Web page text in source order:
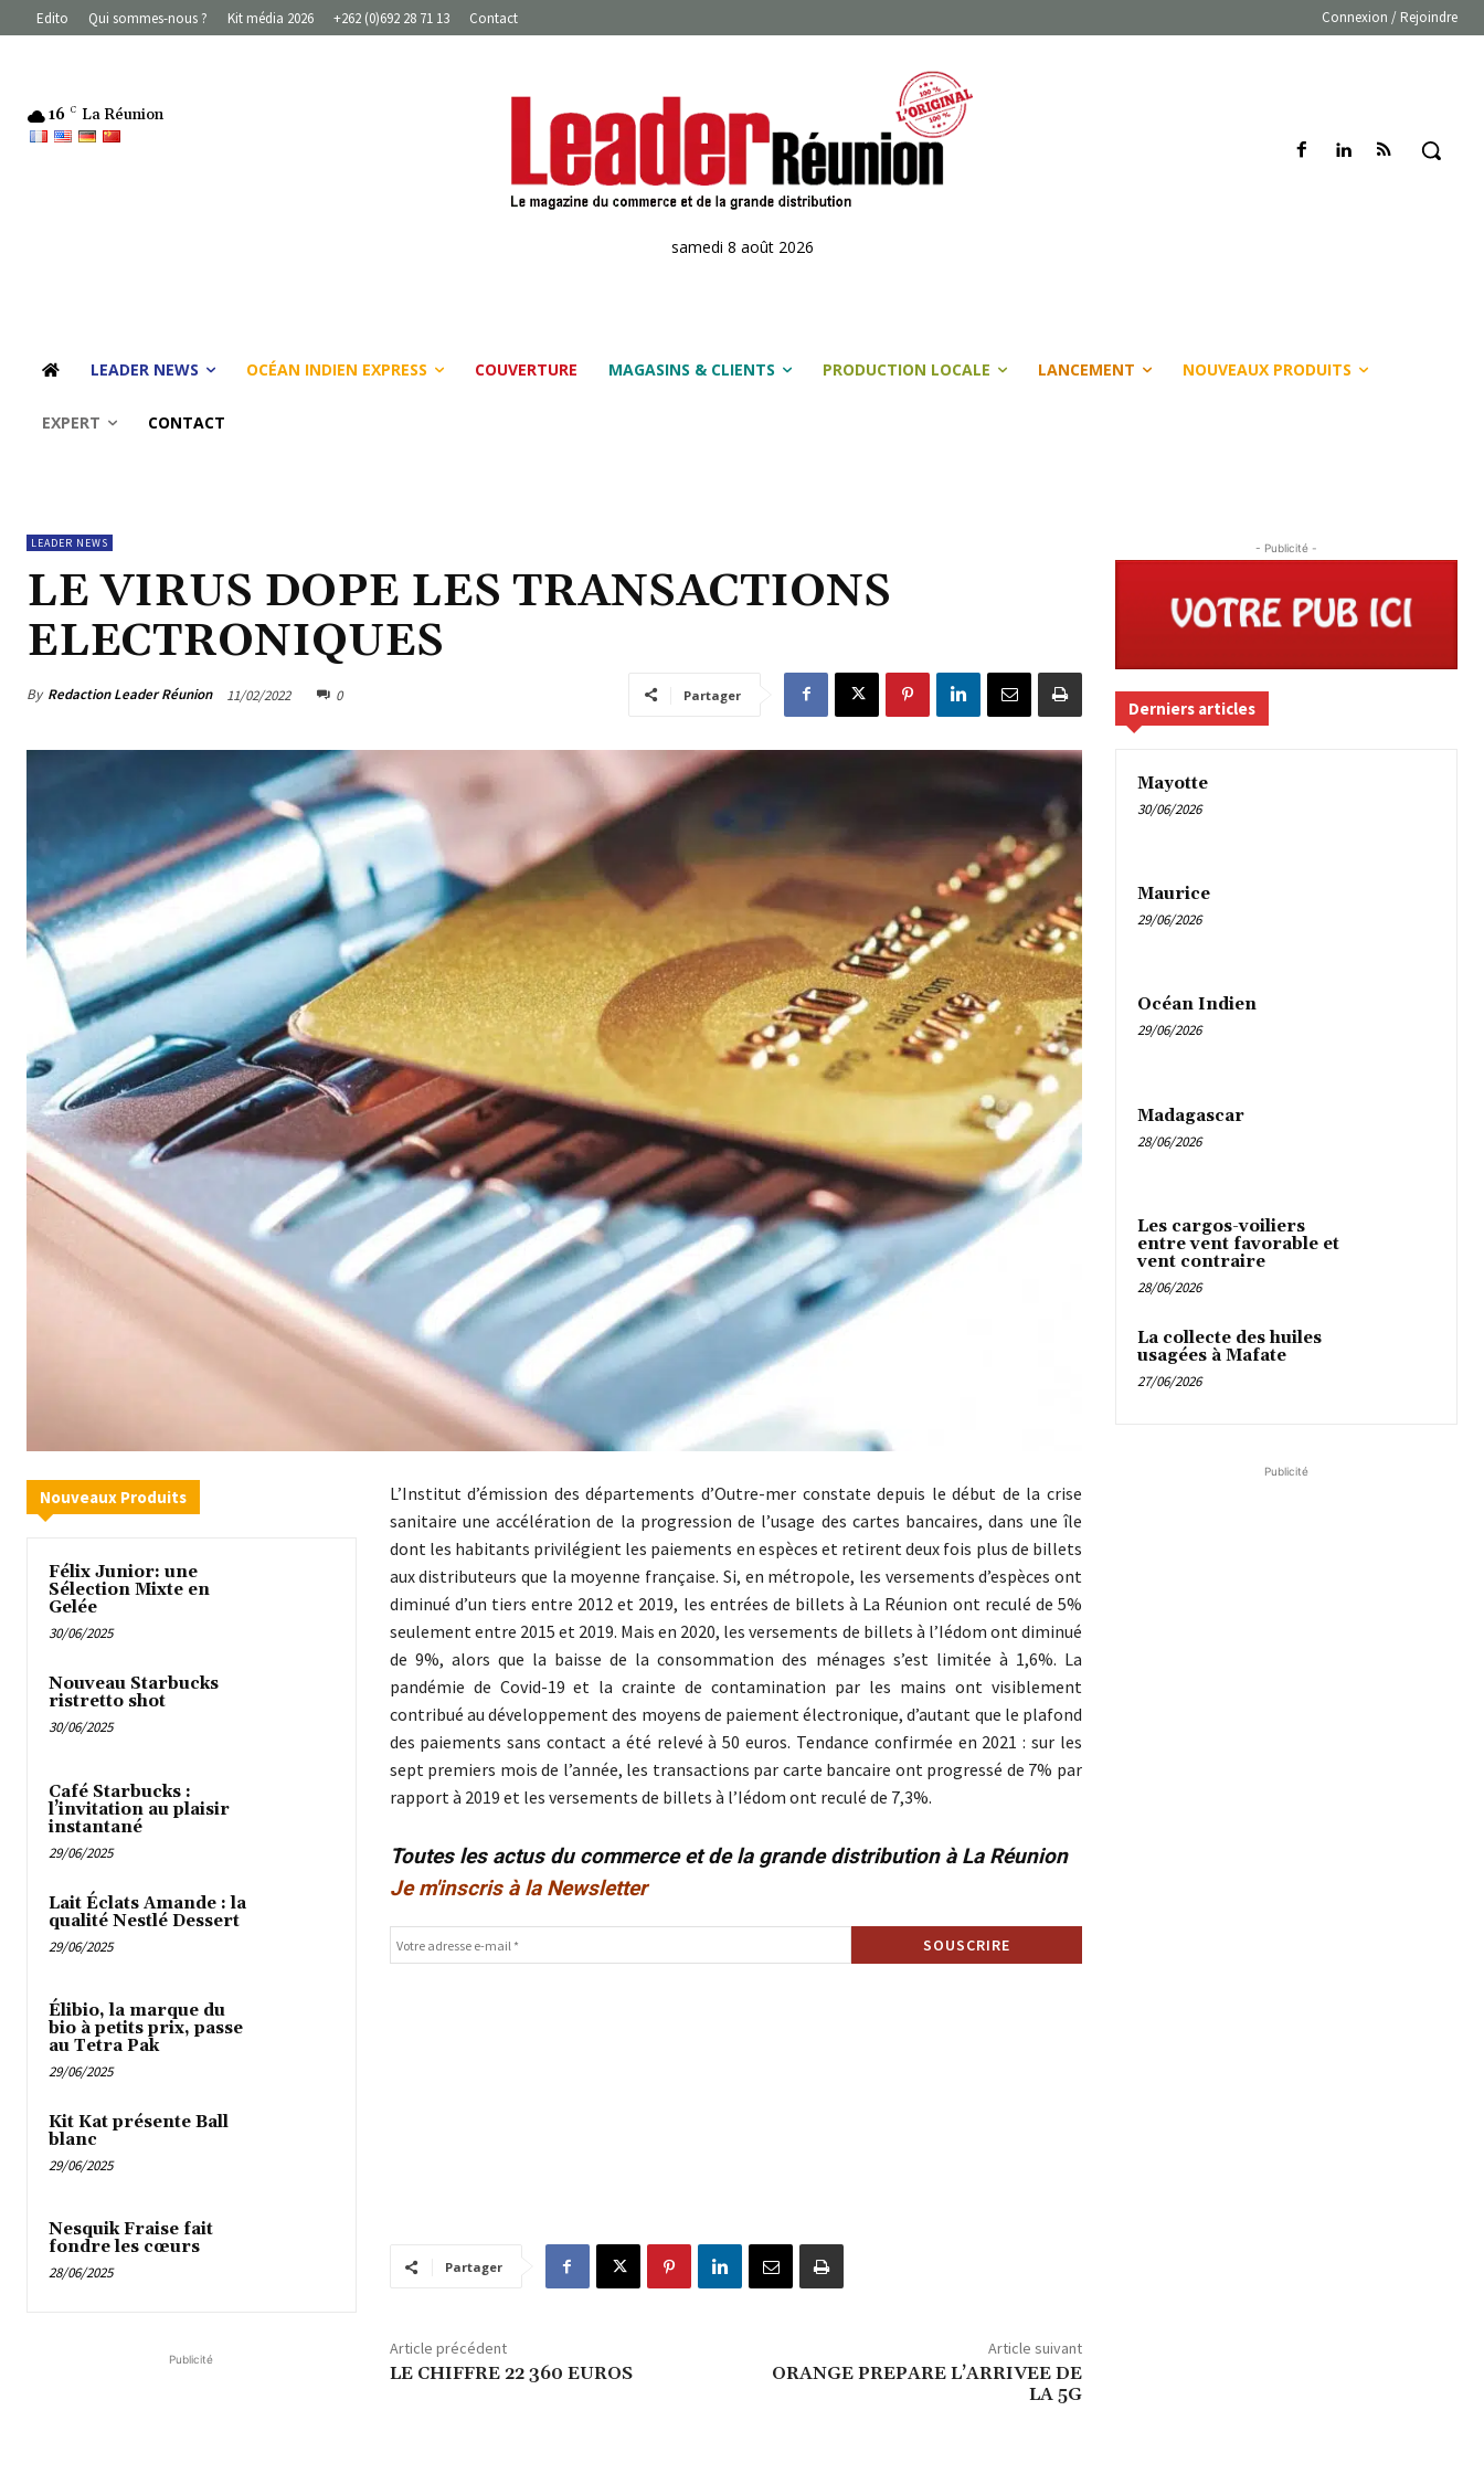
Edito Qui sommes-nous ? Kit média 2026 +262 (0)692 28 71 13 Contact Connexion / Rejoindre
16 C La Réunion
samedi 8 août 2026
LEADER NEWS OCÉAN INDIEN EXPRESS COUVERTURE MAGASINS & CLIENTS PRODUCTION LOCALE LANCEMENT NOUVEAUX PRODUITS
EXPERT CONTACT
LEADER NEWS
LE VIRUS DOPE LES TRANSACTIONS
ELECTRONIQUES
By Redaction Leader Réunion 11/02/2022 0 Partager
Nouveaux Produits
Félix Junior: une
Sélection Mixte en
Gelée
30/06/2025
Nouveau Starbucks
ristretto shot
30/06/2025
Café Starbucks :
l’invitation au plaisir
instantané
29/06/2025
Lait Éclats Amande : la
qualité Nestlé Dessert
29/06/2025
Élibio, la marque du
bio à petits prix, passe
au Tetra Pak
29/06/2025
Kit Kat présente Ball
blanc
29/06/2025
Nesquik Fraise fait
fondre les cœurs
28/06/2025
Publicité
L’Institut d’émission des départements d’Outre-mer constate depuis le début de la crise
sanitaire une accélération de la progression de l’usage des cartes bancaires, dans une île
dont les habitants privilégient les paiements en espèces et retirent deux fois plus de billets
aux distributeurs que la moyenne française. Si, en métropole, les versements d’espèces ont
diminué d’un tiers entre 2012 et 2019, les entrées de billets à La Réunion ont reculé de 5%
seulement entre 2015 et 2019. Mais en 2020, les versements de billets à l’Iédom ont diminué
de 9%, alors que la baisse de la consommation des ménages s’est limitée à 1,6%. La
pandémie de Covid-19 et la crainte de contamination par les mains ont visiblement
contribué au développement des moyens de paiement électronique, d’autant que le plafond
des paiements sans contact a été relevé à 50 euros. Tendance confirmée en 2021 : sur les
sept premiers mois de l’année, les transactions par carte bancaire ont progressé de 7% par
rapport à 2019 et les versements de billets à l’Iédom ont reculé de 7,3%.
Toutes les actus du commerce et de la grande distribution à La Réunion
Je m'inscris à la Newsletter
Partager
Article précédent
LE CHIFFRE 22 360 EUROS
Article suivant
ORANGE PREPARE L’ARRIVEE DE
LA 5G
- Publicité -
Derniers articles
Mayotte
30/06/2026
Maurice
29/06/2026
Océan Indien
29/06/2026
Madagascar
28/06/2026
Les cargos-voiliers
entre vent favorable et
vent contraire
28/06/2026
La collecte des huiles
usagées à Mafate
27/06/2026
Publicité